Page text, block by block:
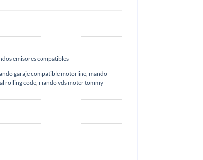
emisores compatibles
garaje compatible motorline, mando
rolling code, mando vds motor tommy